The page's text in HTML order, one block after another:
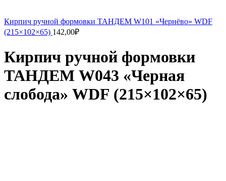
Кирпич ручной формовки ТАНДЕМ W101 «Чернёво» WDF
(215×102×65) 142,00₽
Кирпич ручной формовки
ТАНДЕМ W043 «Черная
слобода» WDF (215×102×65)